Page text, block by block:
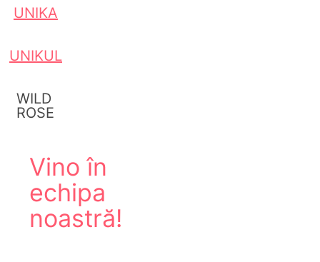
UNIKA
UNIKUL
WILD
ROSE
Vino în
echipa
noastră!